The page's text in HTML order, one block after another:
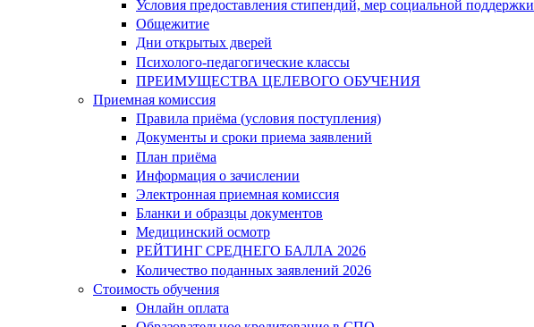
Условия предоставления стипендий, мер социальной поддержки
Общежитие
Дни открытых дверей
Психолого-педагогические классы
ПРЕИМУЩЕСТВА ЦЕЛЕВОГО ОБУЧЕНИЯ
Приемная комиссия
Правила приёма (условия поступления)
Документы и сроки приема заявлений
План приёма
Информация о зачислении
Электронная приемная комиссия
Бланки и образцы документов
Медицинский осмотр
РЕЙТИНГ СРЕДНЕГО БАЛЛА 2026
Количество поданных заявлений 2026
Стоимость обучения
Онлайн оплата